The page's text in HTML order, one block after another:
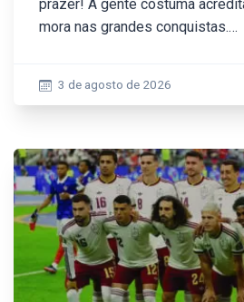
prazer! A gente costuma
mora nas grandes conquistas.…
3 de agosto de 2026